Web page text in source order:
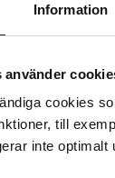
Information
använder
cookies
till
inte optimalt
gör allt för
Gabriela
jobba på
fantastiskt